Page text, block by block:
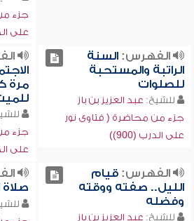
جزء
على
الفهرس:السنة
الراتبة والمستحبة
للصلوات
للشيخ: عبد العزيز بن باز
جزء من محاضرة ( فتاوى نور
على الدرب (900))
مرة
جزء
على
الفهرس:قيام
الليل.. صفته ووقته
وفضله
للشيخ: عبد العزيز بن باز
صلاة